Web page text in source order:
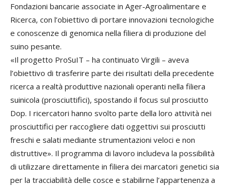
Fondazioni bancarie associate in Ager-Agroalimentare e
Ricerca, con l’obiettivo di portare innovazioni tecnologiche
e conoscenze di genomica nella filiera di produzione del
suino pesante.
«Il progetto ProSuIT – ha continuato Virgili – aveva
l’obiettivo di trasferire parte dei risultati della precedente
ricerca a realtà produttive nazionali operanti nella filiera
suinicola (prosciuttifici), spostando il focus sul prosciutto
Dop. I ricercatori hanno svolto parte della loro attività nei
prosciuttifici per raccogliere dati oggettivi sui prosciutti
freschi e salati mediante strumentazioni veloci e non
distruttive». Il programma di lavoro includeva la possibilità
di utilizzare direttamente in filiera dei marcatori genetici sia
per la tracciabilità delle cosce e stabilirne l’appartenenza a